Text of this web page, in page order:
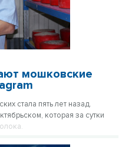
мошковские
стала пять лет назад.
которая за сутки